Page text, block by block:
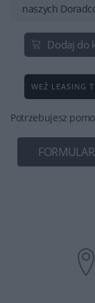
naszych
Dodaj do
WEŹ LEASING
Potrzebujesz